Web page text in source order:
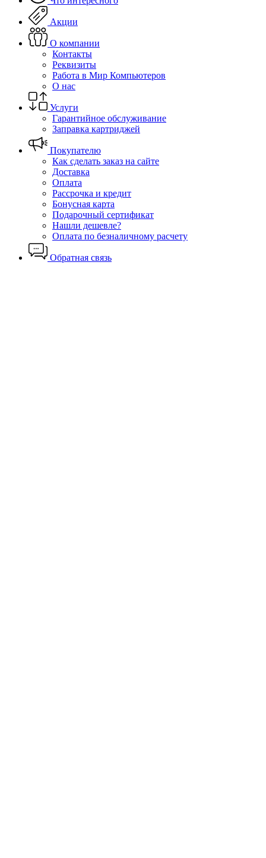
Акции
О компании
Контакты
Реквизиты
Работа в Мир Компьютеров
О нас
Услуги
Гарантийное обслуживание
Заправка картриджей
Покупателю
Как сделать заказ на сайте
Доставка
Оплата
Рассрочка и кредит
Бонусная карта
Подарочный сертификат
Нашли дешевле?
Оплата по безналичному расчету
Обратная связь